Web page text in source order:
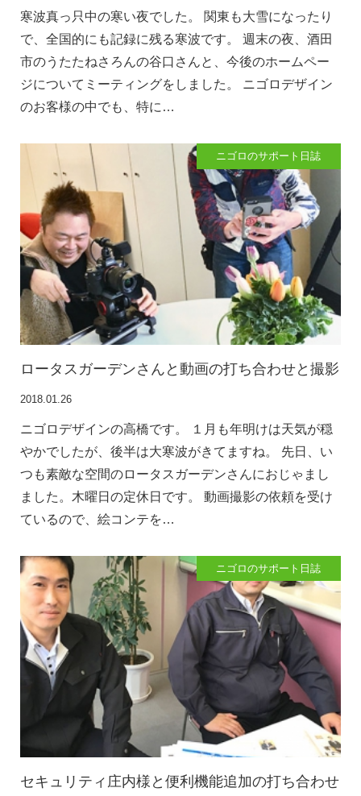
寒波真っ只中の寒い夜でした。 関東も大雪になったり
で、全国的にも記録に残る寒波です。 週末の夜、酒田
市のうたたねさろんの谷口さんと、今後のホームペー
ジについてミーティングをしました。 ニゴロデザイン
のお客様の中でも、特に…
ロータスガーデンさんと動画の打ち合わせと撮影
ニゴロのサポート日誌
2018.01.26
ニゴロデザインの高橋です。 １月も年明けは天気が穏
やかでしたが、後半は大寒波がきてますね。 先日、い
つも素敵な空間のロータスガーデンさんにおじゃまし
ました。木曜日の定休日です。 動画撮影の依頼を受け
ているので、絵コンテを…
セキュリティ庄内様と便利機能追加の打ち合わせ
ニゴロのサポート日誌